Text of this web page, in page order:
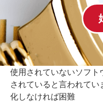
使用されていないソフ
されていると言われて
化しなければ困難